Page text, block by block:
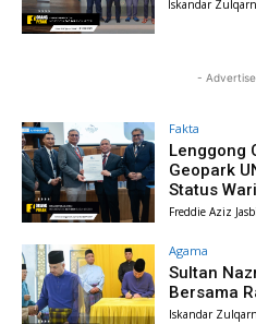
Iskandar
-
Fakta
Lenggong
Geopark
Status
Freddie Aziz
Agama
Sultan
Bersama
Iskandar